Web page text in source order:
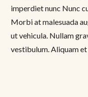
imperdiet nunc Nunc
Morbi at malesuada
ut vehicula. Nullam
vestibulum. Aliquam